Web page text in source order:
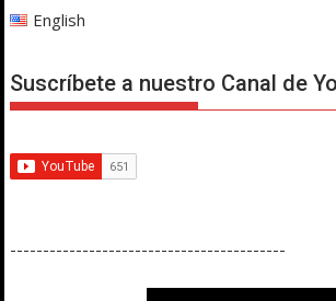
English
Suscríbete a nuestro Canal de
------------------------------------------